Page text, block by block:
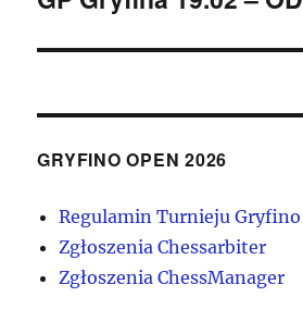
GRYFINO OPEN 2026
Regulamin Turnieju
Zgłoszenia Chessarbiter
Zgłoszenia ChessManager